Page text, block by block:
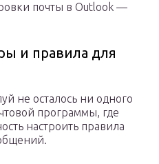
почты в Outlook —
и правила для
не осталось ни одного
программы, где
настроить правила